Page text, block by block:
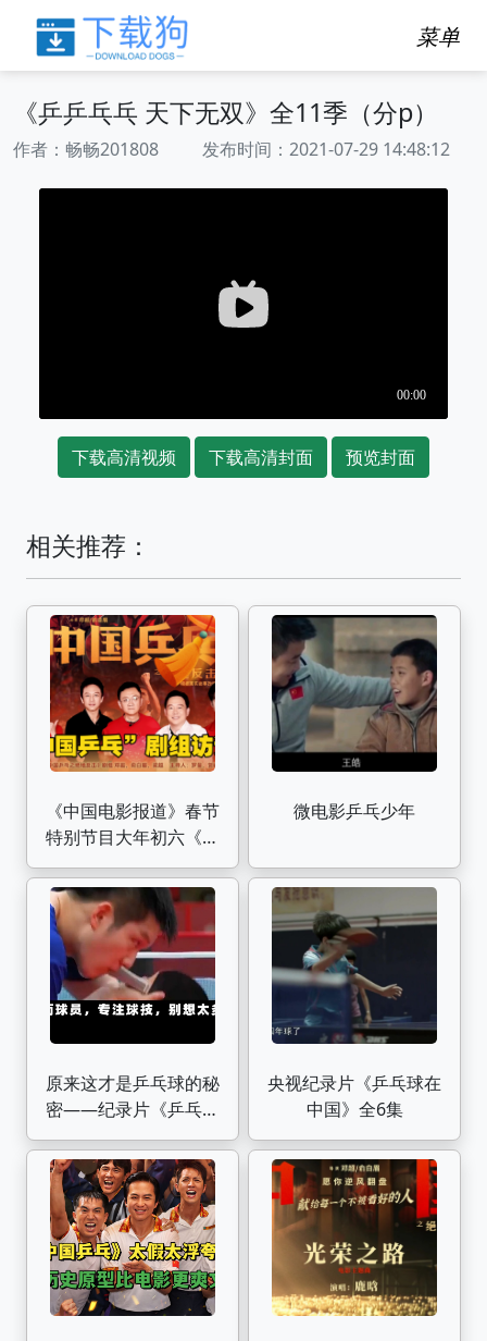
菜单
《乒乒乓乓 天下无双》全11季（分p）
作者：畅畅201808 发布时间：2021-07-29 14:48:12
下载高清视频 下载高清封面 预览封面
相关推荐：
《中国电影报道》春节
特别节目大年初六《中
国乒乓》剧组访谈
微电影乒乓少年
原来这才是乒乓球的秘
密——纪录片《乒乓球
在中国》
央视纪录片《乒乓球在
中国》全6集